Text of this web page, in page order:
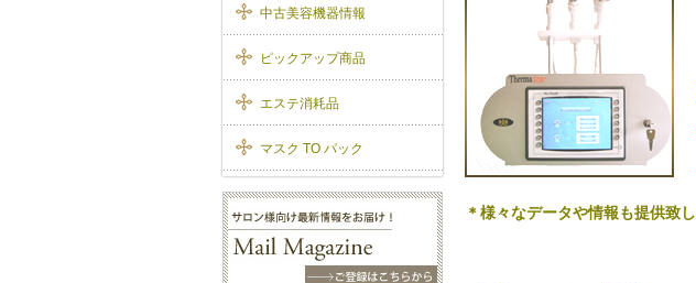
＊様々なデータや情報も提供致
中古美容機器情報
ピックアップ商品
エステ消耗品
マスク TO パック